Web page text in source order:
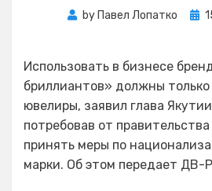
by Павел Лопатко
Использовать в бизнесе
бриллиантов» должны только
ювелиры, заявил глава
потребовав от
принять меры по
марки. Об этом передает ДВ-